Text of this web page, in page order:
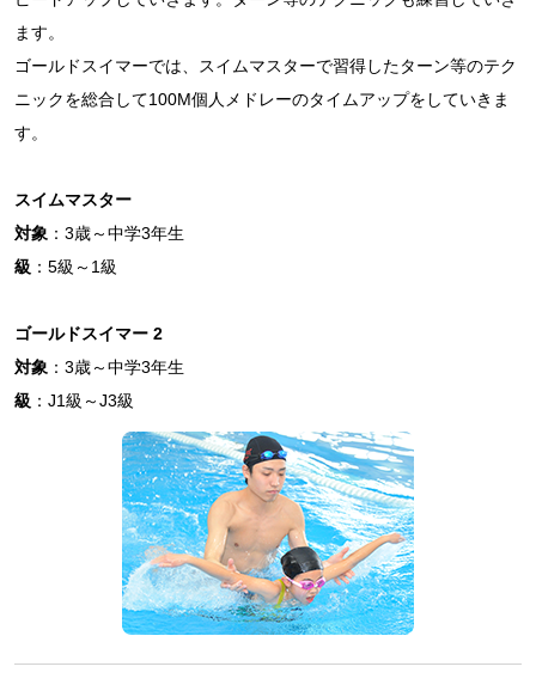
ます。
ゴールドスイマーでは、スイムマスターで習得したターン等のテク
ニックを総合して100M個人メドレーのタイムアップをしていきま
す。
スイムマスター
対象 ：3歳～中学3年生
級 ：5級～1級
ゴールドスイマー 2
対象 ：3歳～中学3年生
級 ：J1級～J3級